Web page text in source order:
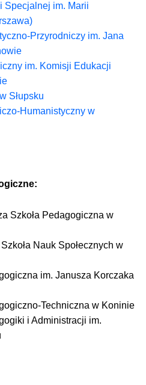
Specjalnej im. Marii
Przyrodniczy im. Jana
im. Komisji Edukacji
Słupsku
Humanistyczny w
Szkoła Pedagogiczna w
Nauk Społecznych w
im. Janusza Korczaka
Techniczna w Koninie
i Administracji im.